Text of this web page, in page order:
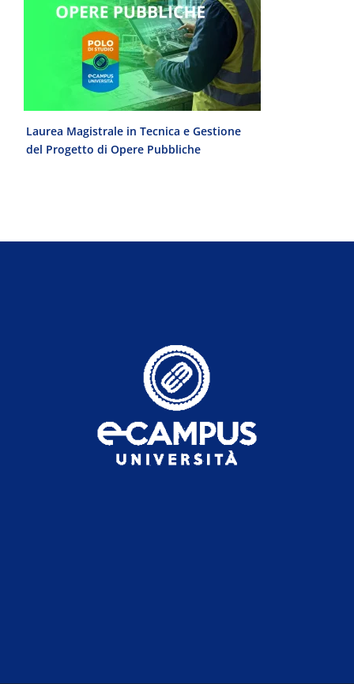
Laurea Magistrale in Tecnica e Gestione
del Progetto di Opere Pubbliche